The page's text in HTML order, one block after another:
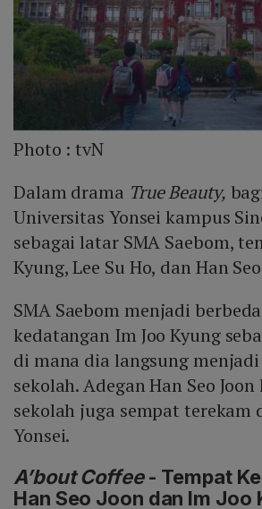
Photo :tvN
Dalam drama True Beauty,
Universitas Yonsei kampus
sebagai latar SMA Saebom,
Kyung, Lee Su Ho, dan Han
SMA Saebom menjadi
kedatangan Im Joo Kyung
di mana dia langsung
sekolah. Adegan Han Seo
sekolah juga sempat terekam
Yonsei.
A’bout Coffee- Tempat
Han Seo Joon dan Im Joo